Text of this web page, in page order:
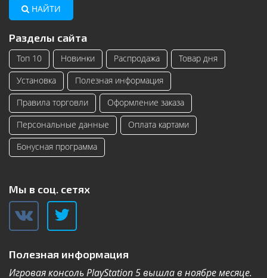
НАЙТИ
Разделы сайта
Топ 10 Новинки Распродажа
Товар дня
Установка
Полезная информация
Правила торговли
Оформление заказа
Персональные данные
Оплата картами
Бонусная программа
Мы в соц. сетях
Полезная информация
Игровая консоль PlayStation 5 вышла в ноябре месяце.